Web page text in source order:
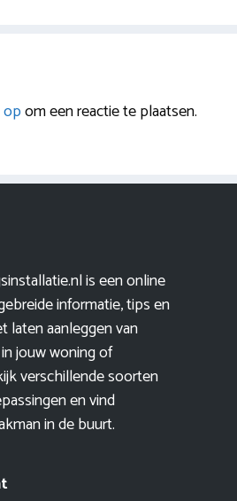
om een reactie te plaatsen.
is een online
informatie, tips en
laten aanleggen van
jouw woning of
verschillende soorten
en vind
in de buurt.